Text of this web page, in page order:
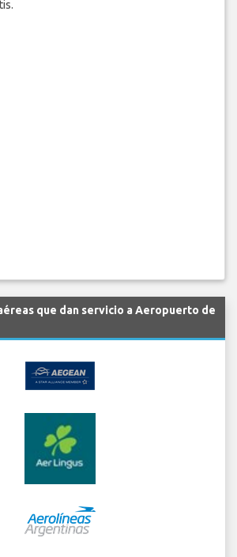
que dan servicio a Aeropuerto de